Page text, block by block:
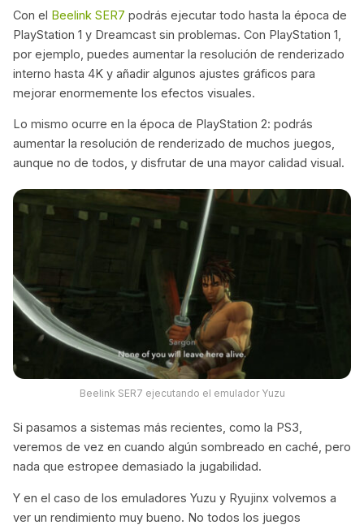
Con el Beelink SER7 podrás ejecutar todo hasta la época de
PlayStation 1 y Dreamcast sin problemas. Con PlayStation 1,
por ejemplo, puedes aumentar la resolución de renderizado
interno hasta 4K y añadir algunos ajustes gráficos para
mejorar enormemente los efectos visuales.
Lo mismo ocurre en la época de PlayStation 2: podrás
aumentar la resolución de renderizado de muchos juegos,
aunque no de todos, y disfrutar de una mayor calidad visual.
Beelink SER7 ejecutando el emulador Yuzu
Si pasamos a sistemas más recientes, como la PS3,
veremos de vez en cuando algún sombreado en caché, pero
nada que estropee demasiado la jugabilidad.
Y en el caso de los emuladores Yuzu y Ryujinx volvemos a
ver un rendimiento muy bueno. No todos los juegos